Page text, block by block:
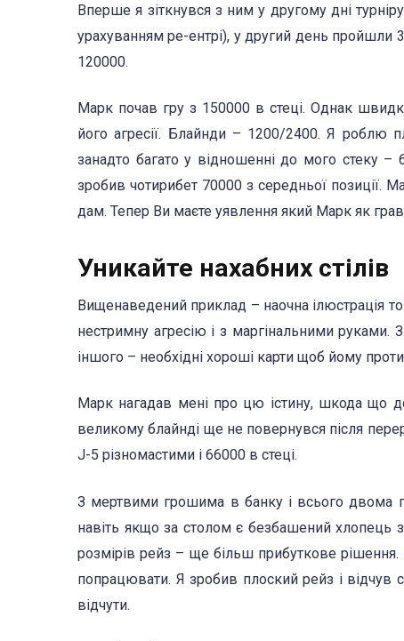
Вперше я зіткнувся з ним у другому дні
урахуванням ре-ентрі), у другий день пройшли
120000.
Марк почав гру з 150000 в стеці. Однак
його агресії. Блайнди – 1200/2400. Я роблю
занадто багато у відношенні до мого стеку
зробив чотирибет 70000 з середньої позиції.
дам. Тепер Ви маєте уявлення який Марк як
Уникайте нахабних стілів
Вищенаведений приклад – наочна ілюстрація
нестримну агресію і з маргінальними
іншого – необхідні хороші карти щоб йому
Марк нагадав мені про цю істину, шкода що
великому блайнді ще не повернувся після
J-5 різномастими і 66000 в стеці.
З мертвими грошима в банку і всього двома
навіть якщо за столом є безбашений хлопець
розмірів рейз – ще більш прибуткове
попрацювати. Я зробив плоский рейз і відчув
відчути.